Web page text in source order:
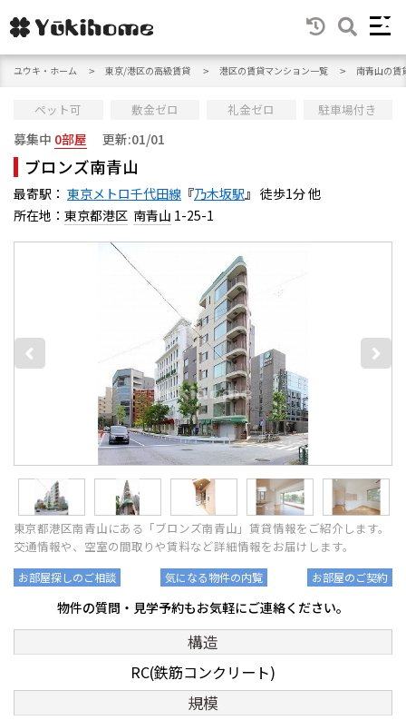
ユウキ・ホーム 東京/港区の高級賃貸 港区の賃貸マンション一覧 南青山の賃
ペット可 敷金ゼロ 礼金ゼロ 駐車場付き
募集中 0部屋 更新:01/01
ブロンズ南青山
最寄駅： 東京メトロ千代田線 『乃木坂駅 』 徒歩1分 他
所在地： 東京都港区 南青山 1-25-1
東京都港区南青山にある「ブロンズ南青山」賃貸情報をご紹介します。
交通情報や、空室の間取りや賃料など詳細情報をお届けします。
お部屋探しのご相談 気になる物件の内覧 お部屋のご契約
物件の質問・見学予約もお気軽にご連絡ください。
構造
RC(鉄筋コンクリート)
規模